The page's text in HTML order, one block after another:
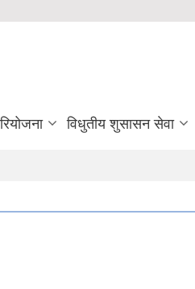
विधुतीय शुसासन सेवा